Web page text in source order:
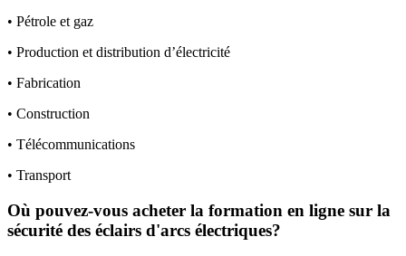
• Pétrole et gaz
• Production et distribution d’électricité
• Fabrication
• Construction
• Télécommunications
• Transport
Où pouvez-vous acheter la formation en ligne sur la
sécurité des éclairs d'arcs électriques?